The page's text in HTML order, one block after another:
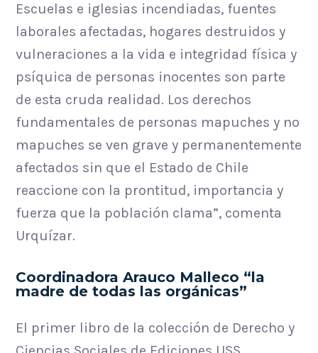
Escuelas e iglesias incendiadas, fuentes
laborales afectadas, hogares destruidos y
vulneraciones a la vida e integridad física y
psíquica de personas inocentes son parte
de esta cruda realidad. Los derechos
fundamentales de personas mapuches y no
mapuches se ven grave y permanentemente
afectados sin que el Estado de Chile
reaccione con la prontitud, importancia y
fuerza que la población clama”, comenta
Urquízar.
Coordinadora Arauco Malleco “la
madre de todas las orgánicas”
El primer libro de la colección de Derecho y